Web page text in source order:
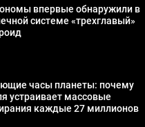
впервые обнаружили в
системе «трехглавый»
часы планеты: почему
устраивает массовые
каждые 27 миллионов